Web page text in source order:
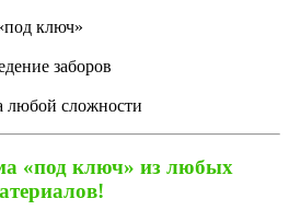
ключ»
заборов
любой сложности
«под ключ» из любых